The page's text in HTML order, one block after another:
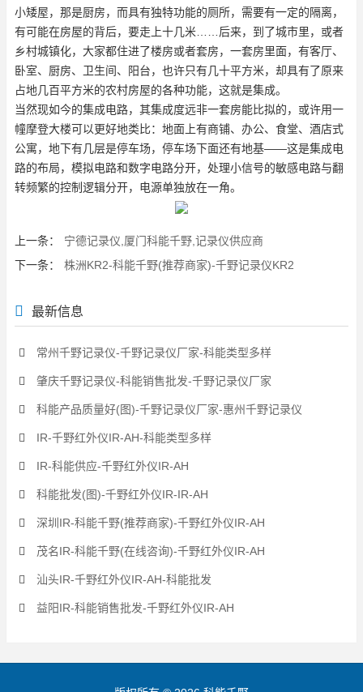
小矮屋，那是厨房，而具有独特功能的厕所，需要有一定的隔离，
有可能在房屋的背后，要走上十几米……后来，到了城市里，或者
乡村城镇化，大家都住进了楼房或者套房，一套房里面，有客厅、
卧室、厨房、卫生间、阳台，也许只有几十平方米，却具有了原来
占地几百平方米的农村房屋的各种功能，这就是集成。
当然现如今的集成电路，其集成度远非一套房能比拟的，或许用一
幢摩登大楼可以更好地类比：地面上有商铺、办公、食堂、酒店式
公寓，地下有几层是停车场，停车场下面还有地基——这是集成电
路的布局，模拟电路和数字电路分开，处理小信号的敏感电路与翻
转频繁的控制逻辑分开，电源单独放在一角。
上一条：
宁德记录仪,厦门科能千野,记录仪供应商
下一条：
株洲KR2-科能千野(推荐商家)-千野记录仪KR2
最新信息
常州千野记录仪-千野记录仪厂家-科能类型多样
肇庆千野记录仪-科能销售批发-千野记录仪厂家
科能产品质量好(图)-千野记录仪厂家-惠州千野记录仪
IR-千野红外仪IR-AH-科能类型多样
IR-科能供应-千野红外仪IR-AH
科能批发(图)-千野红外仪IR-IR-AH
深圳IR-科能千野(推荐商家)-千野红外仪IR-AH
茂名IR-科能千野(在线咨询)-千野红外仪IR-AH
汕头IR-千野红外仪IR-AH-科能批发
益阳IR-科能销售批发-千野红外仪IR-AH